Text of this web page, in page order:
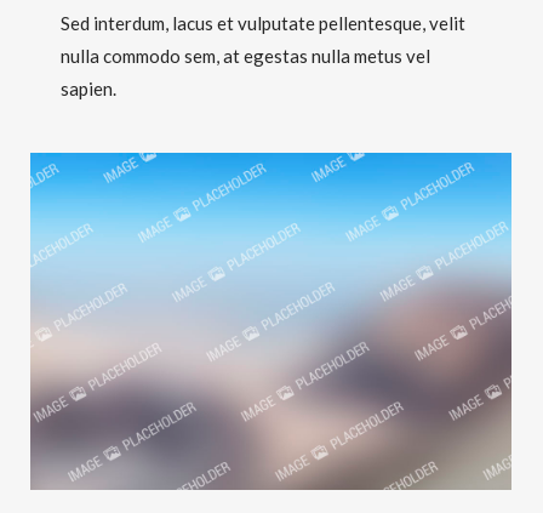
Sed interdum, lacus et vulputate pellentesque, velit
nulla commodo sem, at egestas nulla metus vel
sapien.